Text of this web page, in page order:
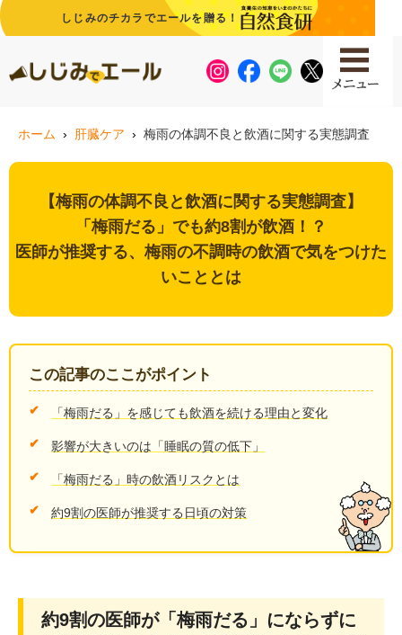
しじみのチカラでエールを贈る！
ホーム 肝臓ケア 梅雨の体調不良と飲酒に関する実態調査
【梅雨の体調不良と飲酒に関する実態調査】
「梅雨だる」でも約8割が飲酒！？
医師が推奨する、梅雨の不調時の飲酒で気をつけた
いこととは
この記事のここがポイント
「梅雨だる」を感じても飲酒を続ける理由と変化
影響が大きいのは「睡眠の質の低下」
「梅雨だる」時の飲酒リスクとは
約9割の医師が推奨する日頃の対策
約9割の医師が「梅雨だる」にならずに